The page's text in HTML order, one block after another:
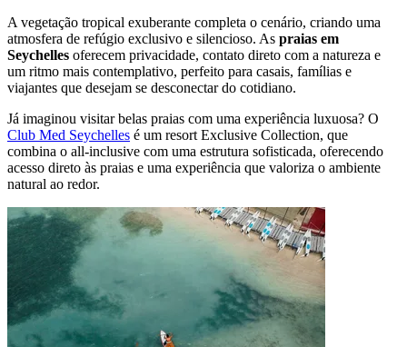
A vegetação tropical exuberante completa o cenário, criando uma
atmosfera de refúgio exclusivo e silencioso. As praias em
Seychelles oferecem privacidade, contato direto com a natureza e
um ritmo mais contemplativo, perfeito para casais, famílias e
viajantes que desejam se desconectar do cotidiano.
Já imaginou visitar belas praias com uma experiência luxuosa? O
Club Med Seychelles é um resort Exclusive Collection, que
combina o all-inclusive com uma estrutura sofisticada, oferecendo
acesso direto às praias e uma experiência que valoriza o ambiente
natural ao redor.